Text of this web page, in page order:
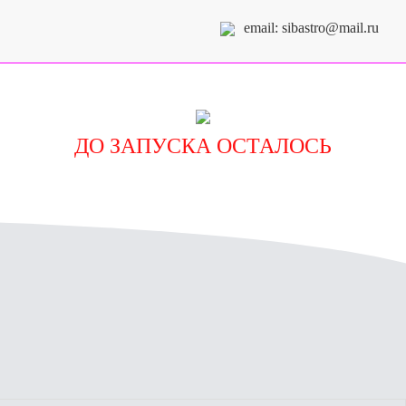
email: sibastro@mail.ru
ДО ЗАПУСКА ОСТАЛОСЬ